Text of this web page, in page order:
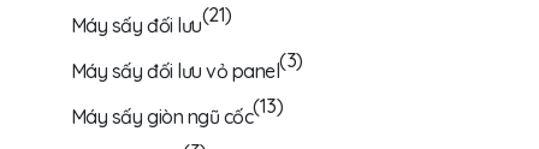
Máy sấy đối lưu(21)
Máy sấy đối lưu vỏ panel(3)
Máy sấy giòn ngũ cốc(13)